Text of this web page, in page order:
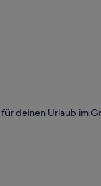
deinen Urlaub im